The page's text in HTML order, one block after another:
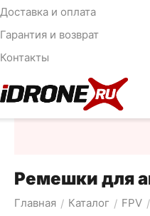
Доставка и оплата
Гарантия и возврат
Контакты
Ремешки для
Главная / Каталог / FPV /